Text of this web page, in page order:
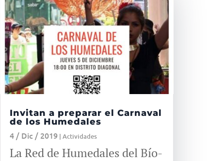
Invitan a preparar el Carnaval
de los Humedales
4 / Dic / 2019 | Actividades
La Red de Humedales del Bío-